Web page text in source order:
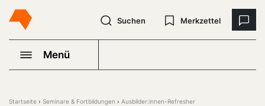
Suchen Merkzettel
Menü
Startseite Seminare & Fortbildungen Ausbilder:innen-Refresher